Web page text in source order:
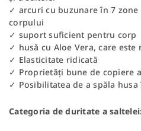
✓ arcuri cu buzunare în 7
corpului
✓ suport suficient pentru corp
✓ husă cu Aloe Vera, care
✓ Elasticitate ridicată
✓ Proprietăți bune de copiere
✓ Posibilitatea de a spăla
Categoria de duritate a